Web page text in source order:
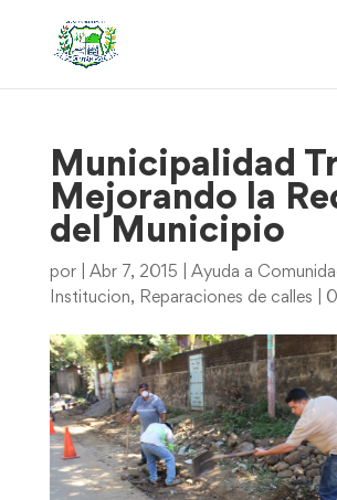
Municipalidad
Mejorando la
del Municipio
por Abr 7, 2015
Ayuda a
Institucion, Reparaciones de calles